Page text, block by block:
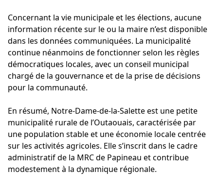
Concernant la vie municipale et les élections, aucune
information récente sur le ou la maire n’est disponible
dans les données communiquées. La municipalité
continue néanmoins de fonctionner selon les règles
démocratiques locales, avec un conseil municipal
chargé de la gouvernance et de la prise de décisions
pour la communauté.
En résumé, Notre-Dame-de-la-Salette est une petite
municipalité rurale de l’Outaouais, caractérisée par
une population stable et une économie locale centrée
sur les activités agricoles. Elle s’inscrit dans le cadre
administratif de la MRC de Papineau et contribue
modestement à la dynamique régionale.